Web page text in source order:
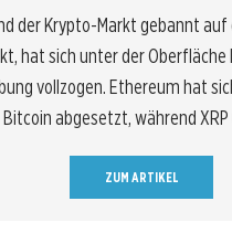
der Krypto-Markt gebannt auf
hat sich unter der Oberfläche
vollzogen. Ethereum hat
abgesetzt, während XRP
ZUM ARTIKEL